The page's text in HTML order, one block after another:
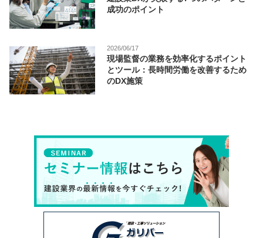
成功のポイント
2026/06/17
現場監督の業務を効率化するポイント
とツール：長時間労働を改善するため
のDX施策